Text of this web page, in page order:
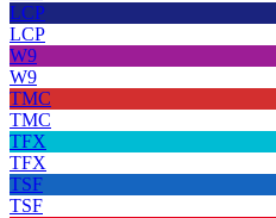
LCP
LCP
W9
W9
TMC
TMC
TFX
TFX
TSF
TSF